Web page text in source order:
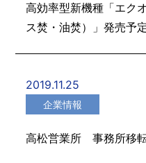
高効率型新機種「エ
ス焚・油焚）」発売予
2019.11.25
企業情報
高松営業所 事務所移